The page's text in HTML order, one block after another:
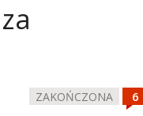
ZAKOŃCZONA